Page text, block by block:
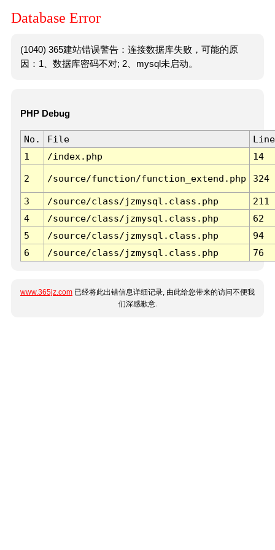
Database Error
(1040) 365建站错误警告：连接数据库失败，可能的原
因：1、数据库密码不对; 2、mysql未启动。
PHP Debug
No. File
Line
1
/index.php 14
2 /source/function/function_extend.php 324
3 /source/class/jzmysql.class.php
211
4
/source/class/jzmysql.class.php
62
5
/source/class/jzmysql.class.php
94
6
/source/class/jzmysql.class.php 76
www.365jz.com 已经将此出错信息详细记录, 由此给您带来的访问不便我
们深感歉意.